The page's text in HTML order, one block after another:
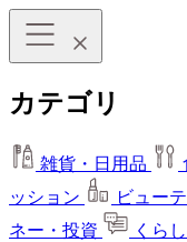
カテゴリ
雑貨・日用品
ッション
ビュー
ネー・投資
くら